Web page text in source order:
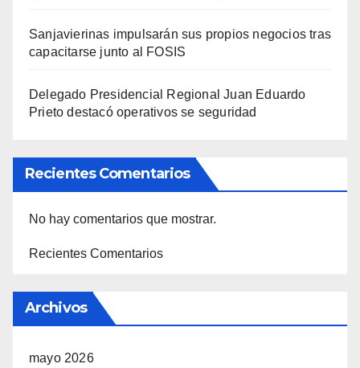
Sanjavierinas impulsarán sus propios negocios tras
capacitarse junto al FOSIS
Delegado Presidencial Regional Juan Eduardo
Prieto destacó operativos se seguridad
Recientes Comentarios
No hay comentarios que mostrar.
Recientes Comentarios
Archivos
mayo 2026